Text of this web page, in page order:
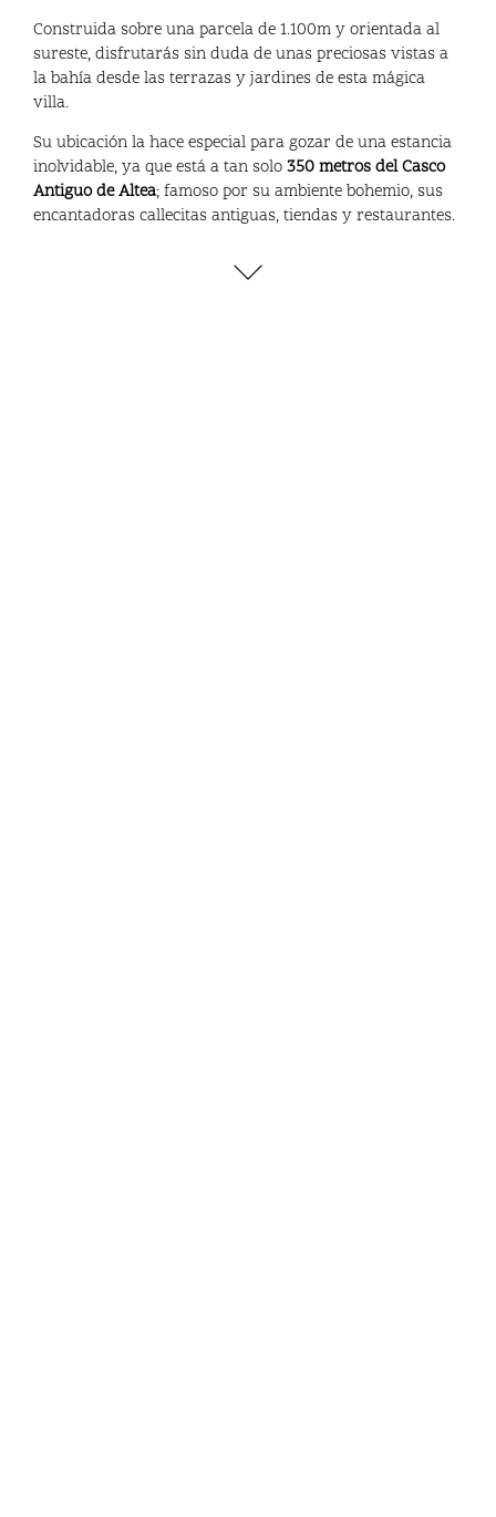
Construida sobre una parcela de 1.100m y orientada al
sureste, disfrutarás sin duda de unas preciosas vistas a
la bahía desde las terrazas y jardines de esta mágica
villa.
Su ubicación la hace especial para gozar de una estancia
inolvidable, ya que está a tan solo350 metros del Casco
Antiguo de Altea; famoso por su ambiente bohemio, sus
encantadoras callecitas antiguas, tiendas y restaurantes.